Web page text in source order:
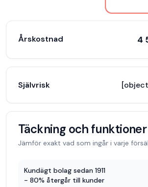
Årskostnad 4
Självrisk
Täckning och funktioner
Jämför exakt vad som ingår i varje
Kundägt bolag sedan 1911
- 80% återgår till kunder